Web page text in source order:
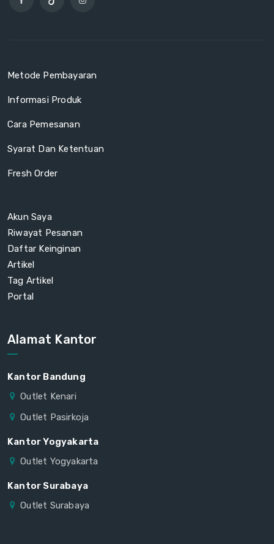
Metode Pembayaran
Informasi Produk
Cara Pemesanan
Syarat Dan Ketentuan
Fresh Order
Akun Saya
Riwayat Pesanan
Daftar Keinginan
Artikel
Tag Artikel
Portal
Alamat Kantor
Kantor Bandung
Outlet Kenari
Outlet Pasirkoja
Kantor Yogyakarta
Outlet Yogyakarta
Kantor Surabaya
Outlet Surabaya